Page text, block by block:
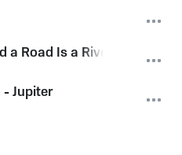
a Road Is a River
- Jupiter